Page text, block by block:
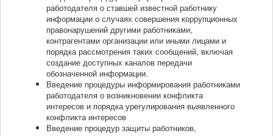
работодателя о ставшей известной работнику
информации о случаях совершения коррупционных
правонарушений другими работниками,
контрагентами организации или иными лицами и
порядка рассмотрения таких сообщений, включая
создание доступных каналов передачи
обозначенной информации.
Введение процедуры информирования работниками
работодателя о возникновении конфликта
интересов и порядка урегулирования выявленного
конфликта интересов
Введение процедур защиты работников,